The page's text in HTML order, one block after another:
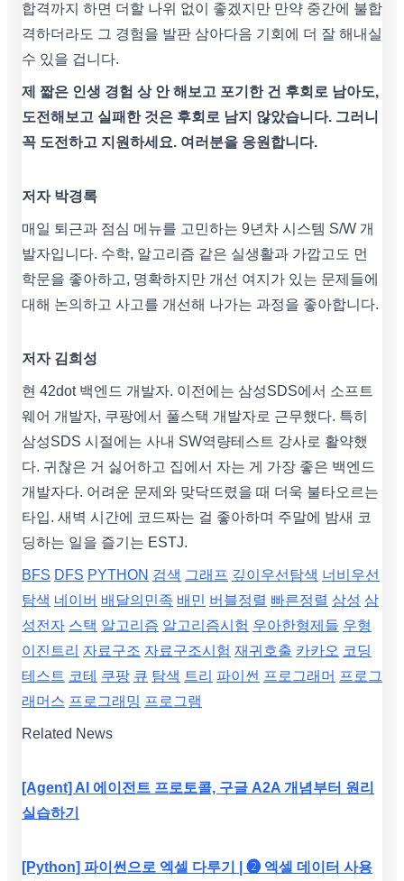
합격까지 하면 더할 나위 없이 좋겠지만 만약 중간에 불합
격하더라도 그 경험을 발판 삼아다음 기회에 더 잘 해내실
수 있을 겁니다.
제 짧은 인생 경험 상 안 해보고 포기한 건 후회로 남아도,
도전해보고 실패한 것은 후회로 남지 않았습니다. 그러니
꼭 도전하고 지원하세요. 여러분을 응원합니다.
저자 박경록
매일 퇴근과 점심 메뉴를 고민하는 9년차 시스템 S/W 개
발자입니다. 수학, 알고리즘 같은 실생활과 가깝고도 먼
학문을 좋아하고, 명확하지만 개선 여지가 있는 문제들에
대해 논의하고 사고를 개선해 나가는 과정을 좋아합니다.
저자 김희성
현 42dot 백엔드 개발자. 이전에는 삼성SDS에서 소프트
웨어 개발자, 쿠팡에서 풀스택 개발자로 근무했다. 특히
삼성SDS 시절에는 사내 SW역량테스트 강사로 활약했
다. 귀찮은 거 싫어하고 집에서 자는 게 가장 좋은 백엔드
개발자다. 어려운 문제와 맞닥뜨렸을 때 더욱 불타오르는
타입. 새벽 시간에 코드짜는 걸 좋아하며 주말에 밤새 코
딩하는 일을 즐기는 ESTJ.
BFS DFS PYTHON 검색 그래프 깊이우선탐색 너비우선
탐색 네이버 배달의민족 배민 버블정렬 빠른정렬 삼성 삼
성전자 스택 알고리즘 알고리즘시험 우아한형제들 우형
이진트리 자료구조 자료구조시험 재귀호출 카카오 코딩
테스트 코테 쿠팡 큐 탐색 트리 파이썬 프로그래머 프로그
래머스 프로그래밍 프로그램
Related News
[Agent] AI 에이전트 프로토콜, 구글 A2A 개념부터 원리
실습하기
[Python] 파이썬으로 엑셀 다루기 | ❷ 엑셀 데이터 사용